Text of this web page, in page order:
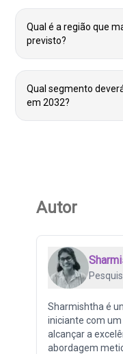
Qual é a região que
previsto?
Qual segmento
em 2032?
Autor
Sharmishtha é
iniciante com
alcançar a
abordagem